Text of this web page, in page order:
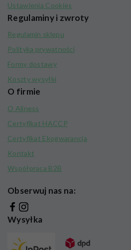
Ustawienia Cookies
Regulaminy i zwroty
Regulamin sklepu
Polityka prywatności
Formy dostawy
Koszty wysyłki
O firmie
O Aliness
Certyfikat HACCP
Certyfikat Ekogwarancja
Kontakt
Współpraca B2B
Obserwuj nas na:
Wysyłka